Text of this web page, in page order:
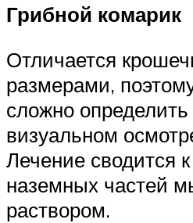
Грибной комарик
Отличается
размерами,
сложно определить
визуальном
Лечение сводится
наземных частей
раствором.